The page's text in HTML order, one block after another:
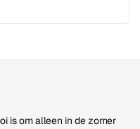
is om alleen in de zomer